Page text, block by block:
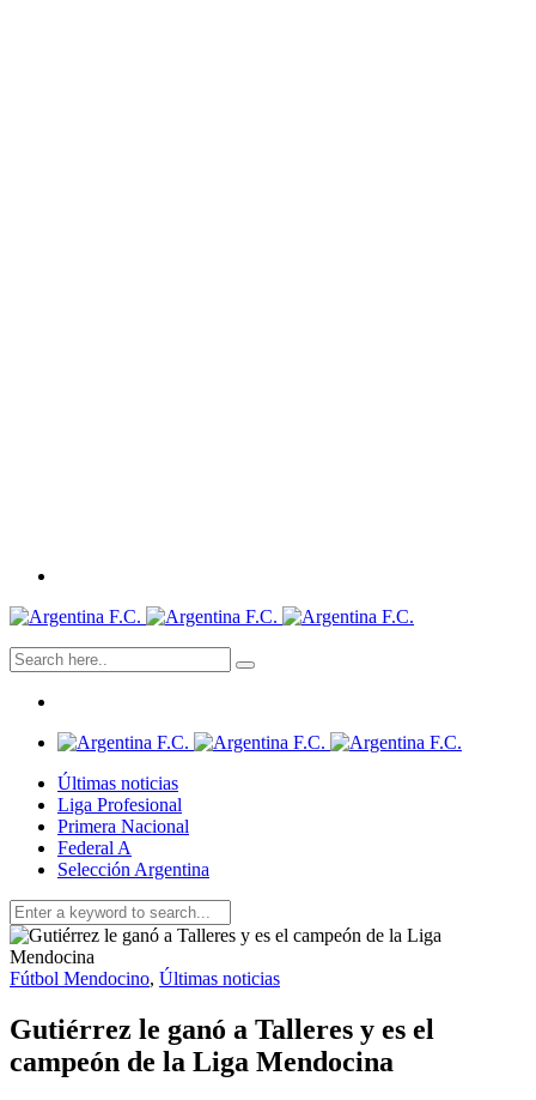
Últimas noticias
Liga Profesional
Primera Nacional
Federal A
Selección Argentina
Fútbol Mendocino, Últimas noticias
Gutiérrez le ganó a Talleres y es el
campeón de la Liga Mendocina